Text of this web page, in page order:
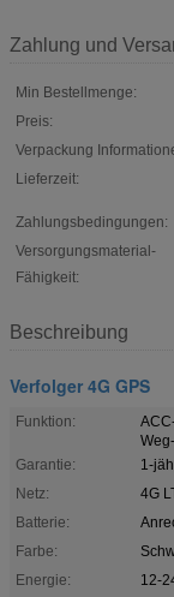
Zahlung und
Min Bestellmenge:
Preis:
Verpackung
Lieferzeit:
Zahlungsbedingungen:
Versorgungsmaterial-
Fähigkeit:
Beschreibung
Verfolger 4G GPS
Funktion:
Garantie:
1-
Netz:
4G
Batterie:
Farbe:
Energie:
12-